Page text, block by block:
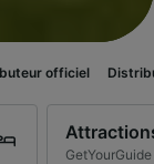
Distributeur officiel
GetYourGuide